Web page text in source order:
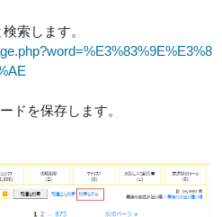
索します。
ドを保存します。